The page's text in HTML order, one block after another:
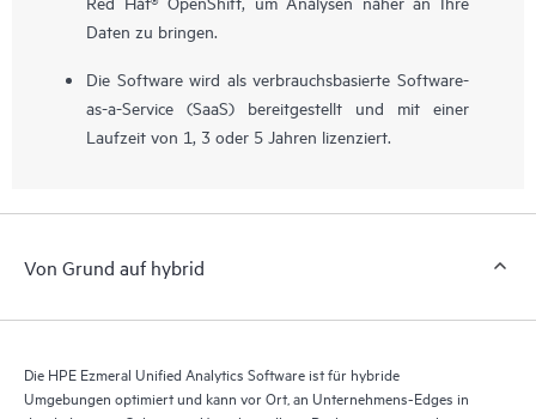
Daten zu bringen.
Die Software wird als verbrauchsbasierte Software-
as-a-Service (SaaS) bereitgestellt und mit einer
Laufzeit von 1, 3 oder 5 Jahren lizenziert.
Von Grund auf hybrid
Die HPE Ezmeral Unified Analytics Software ist für hybride
Umgebungen optimiert und kann vor Ort, an Unternehmens-Edges in